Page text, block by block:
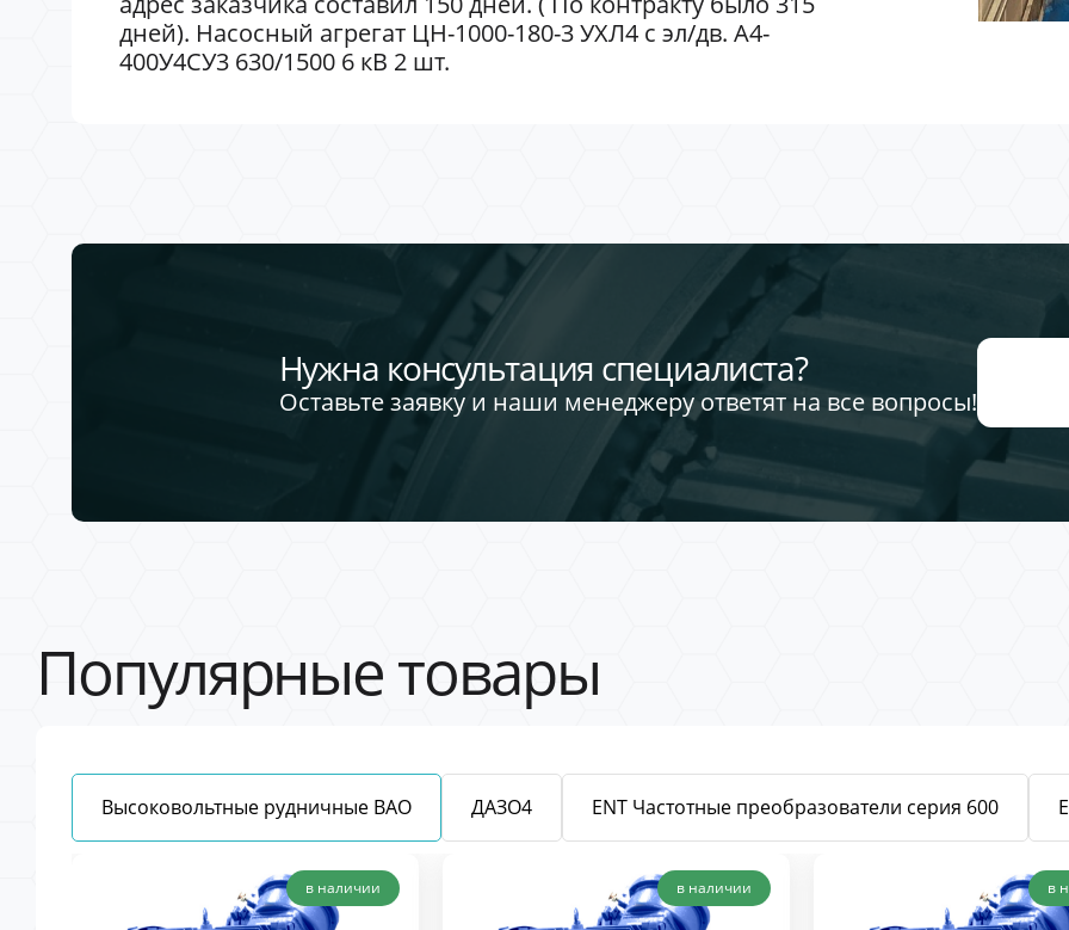
дней). Насосный агрегат ЦН-1000-180-3 УХЛ4 с эл/дв. А4-
400У4СУ3 630/1500 6 кВ 2 шт.
Нужна консультация специалиста?
Оставьте заявку и наши менеджеру ответят на все вопросы!
Популярные товары
Высоковольтные рудничные ВАО ДАЗО4 ENT Частотные преобразователи серия 600
в наличии в наличии в